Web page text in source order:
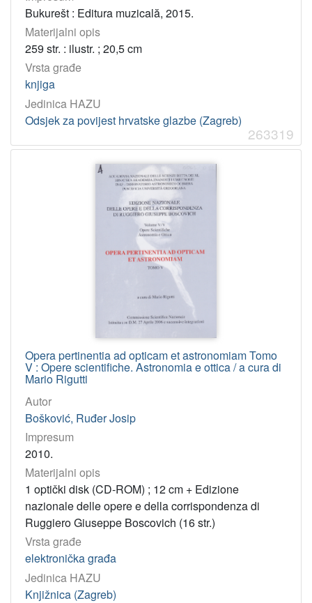
Bukurešt : Editura muzicală, 2015.
Materijalni opis
259 str. : ilustr. ; 20,5 cm
Vrsta građe
knjiga
Jedinica HAZU
Odsjek za povijest hrvatske glazbe (Zagreb)
263319
Opera pertinentia ad opticam et astronomiam Tomo
V : Opere scientifiche. Astronomia e ottica / a cura di
Mario Rigutti
Autor
Bošković, Ruđer Josip
Impresum
2010.
Materijalni opis
1 optički disk (CD-ROM) ; 12 cm + Edizione
nazionale delle opere e della corrispondenza di
Ruggiero Giuseppe Boscovich (16 str.)
Vrsta građe
elektronička građa
Jedinica HAZU
Knjižnica (Zagreb)